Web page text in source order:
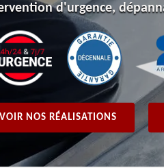
d'urgence,
VOIR NOS RÉALISATIONS